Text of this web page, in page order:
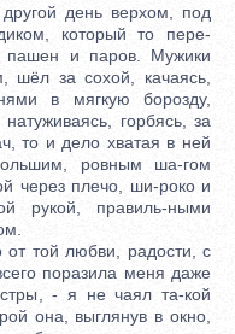
день верхом, под
который то пере-
пашен и паров. Мужики
шёл за сохой, качаясь,
в мягкую борозду,
горбясь, за
то и дело хватая в ней
ровным ша-гом
через плечо, ши-роко и
рукой, правиль-ными
той любви, радости, с
поразила меня даже
- я не чаял та-кой
она, выглянув в окно,